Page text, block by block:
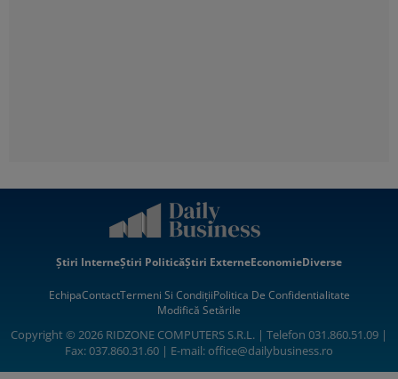
Știri InterneȘtiri PoliticăȘtiri ExterneEconomieDiverse
EchipaContactTermeni Si CondițiiPolitica De Confidentialitate
Modifică Setările
Copyright © 2026 RIDZONE COMPUTERS S.R.L. | Telefon 031.860.51.09 |
Fax: 037.860.31.60 | E-mail:office@dailybusiness.ro